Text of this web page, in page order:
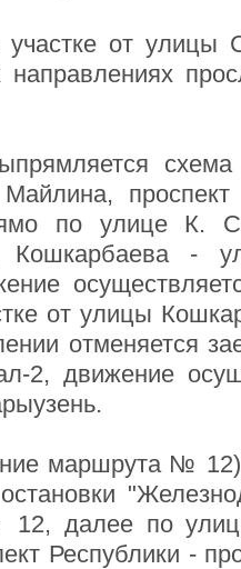
от улицы
схема
по улице К.
-
от улицы
отменяется
2, движение
маршрута № 12)
далее по
Республики -